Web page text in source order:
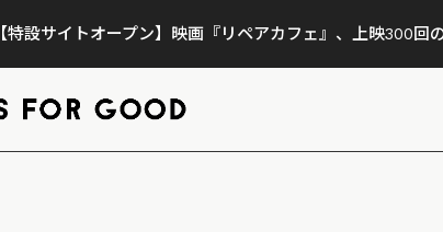
【特設サイトオープン】映画『リペアカフェ』、上映300回